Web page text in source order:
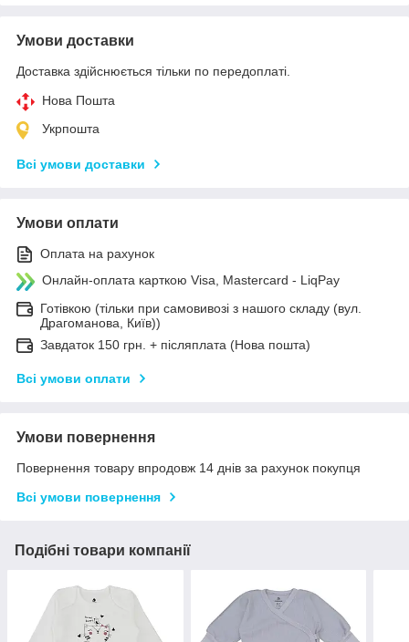
Умови доставки
Доставка здійснюється тільки по передоплаті.
Нова Пошта
Укрпошта
Всі умови доставки
Умови оплати
Оплата на рахунок
Онлайн-оплата карткою Visa, Mastercard - LiqPay
Готівкою (тільки при самовивозі з нашого складу (вул.
Драгоманова, Київ))
Завдаток 150 грн. + післяплата (Нова пошта)
Всі умови оплати
Умови повернення
Повернення товару впродовж 14 днів за рахунок покупця
Всі умови повернення
Подібні товари компанії